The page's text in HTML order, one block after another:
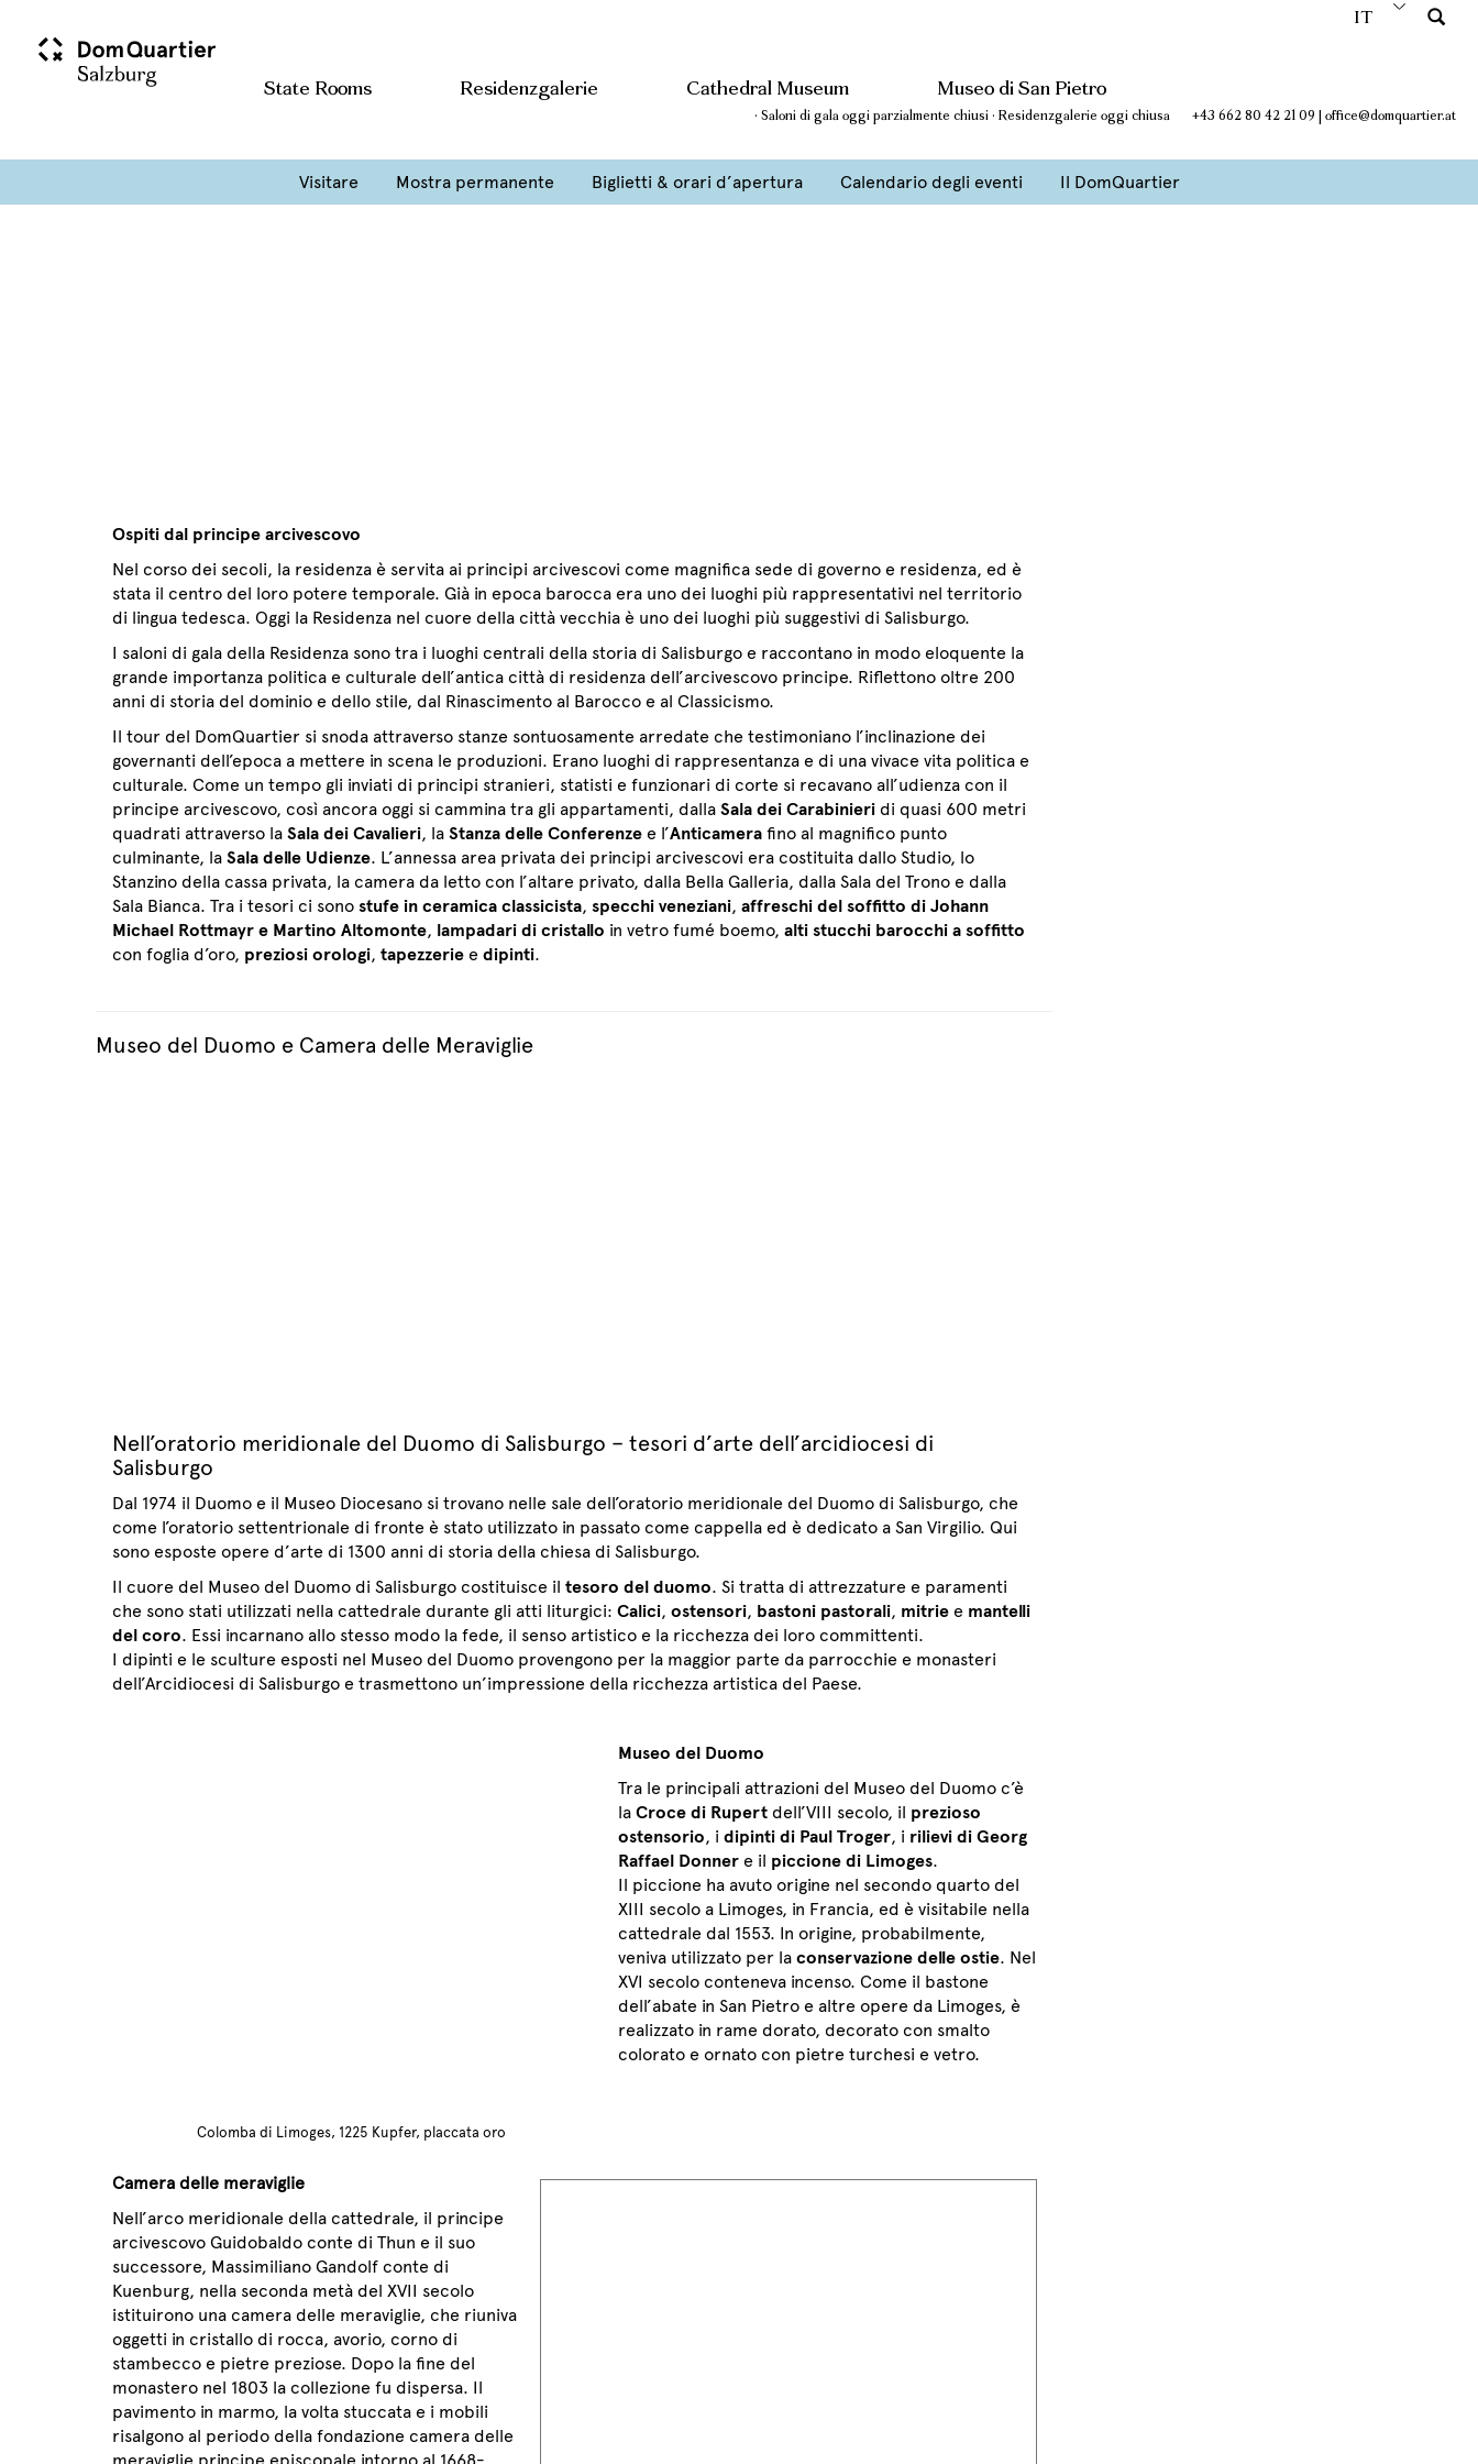
IT
State Rooms Residenzgalerie Cathedral Museum Museo di San Pietro
· Saloni di gala oggi parzialmente chiusi · Residenzgalerie oggi chiusa +43 662 80 42 21 09 | office@domquartier.at
Visitare Mostra permanente Biglietti & orari d’apertura Calendario degli eventi Il DomQuartier
Blog Archives
Ospiti dal principe arcivescovo
Nel corso dei secoli, la residenza è servita ai principi arcivescovi come magnifica sede di governo e residenza, ed è
stata il centro del loro potere temporale. Già in epoca barocca era uno dei luoghi più rappresentativi nel territorio
di lingua tedesca. Oggi la Residenza nel cuore della città vecchia è uno dei luoghi più suggestivi di Salisburgo.
I saloni di gala della Residenza sono tra i luoghi centrali della storia di Salisburgo e raccontano in modo eloquente la
grande importanza politica e culturale dell’antica città di residenza dell’arcivescovo principe. Riflettono oltre 200
anni di storia del dominio e dello stile, dal Rinascimento al Barocco e al Classicismo.
Il tour del DomQuartier si snoda attraverso stanze sontuosamente arredate che testimoniano l’inclinazione dei
governanti dell’epoca a mettere in scena le produzioni. Erano luoghi di rappresentanza e di una vivace vita politica e
culturale. Come un tempo gli inviati di principi stranieri, statisti e funzionari di corte si recavano all’udienza con il
principe arcivescovo, così ancora oggi si cammina tra gli appartamenti, dalla Sala dei Carabinieri di quasi 600 metri
quadrati attraverso la Sala dei Cavalieri, la Stanza delle Conferenze e l’Anticamera fino al magnifico punto
culminante, la Sala delle Udienze. L’annessa area privata dei principi arcivescovi era costituita dallo Studio, lo
Stanzino della cassa privata, la camera da letto con l’altare privato, dalla Bella Galleria, dalla Sala del Trono e dalla
Sala Bianca. Tra i tesori ci sono stufe in ceramica classicista, specchi veneziani, affreschi del soffitto di Johann
Michael Rottmayr e Martino Altomonte, lampadari di cristallo in vetro fumé boemo, alti stucchi barocchi a soffitto
con foglia d’oro, preziosi orologi, tapezzerie e dipinti.
Museo del Duomo e Camera delle Meraviglie
Nell’oratorio meridionale del Duomo di Salisburgo – tesori d’arte dell’arcidiocesi di
Salisburgo
Dal 1974 il Duomo e il Museo Diocesano si trovano nelle sale dell’oratorio meridionale del Duomo di Salisburgo, che
come l’oratorio settentrionale di fronte è stato utilizzato in passato come cappella ed è dedicato a San Virgilio. Qui
sono esposte opere d’arte di 1300 anni di storia della chiesa di Salisburgo.
Il cuore del Museo del Duomo di Salisburgo costituisce il tesoro del duomo. Si tratta di attrezzature e paramenti
che sono stati utilizzati nella cattedrale durante gli atti liturgici: Calici, ostensori, bastoni pastorali, mitrie e mantelli
del coro. Essi incarnano allo stesso modo la fede, il senso artistico e la ricchezza dei loro committenti.
I dipinti e le sculture esposti nel Museo del Duomo provengono per la maggior parte da parrocchie e monasteri
dell’Arcidiocesi di Salisburgo e trasmettono un’impressione della ricchezza artistica del Paese.
Colomba di Limoges, 1225 Kupfer, placcata oro
Museo del Duomo
Tra le principali attrazioni del Museo del Duomo c’è
la Croce di Rupert dell’VIII secolo, il prezioso
ostensorio, i dipinti di Paul Troger, i rilievi di Georg
Raffael Donner e il piccione di Limoges.
Il piccione ha avuto origine nel secondo quarto del
XIII secolo a Limoges, in Francia, ed è visitabile nella
cattedrale dal 1553. In origine, probabilmente,
veniva utilizzato per la conservazione delle ostie. Nel
XVI secolo conteneva incenso. Come il bastone
dell’abate in San Pietro e altre opere da Limoges, è
realizzato in rame dorato, decorato con smalto
colorato e ornato con pietre turchesi e vetro.
Camera delle meraviglie
Nell’arco meridionale della cattedrale, il principe
arcivescovo Guidobaldo conte di Thun e il suo
successore, Massimiliano Gandolf conte di
Kuenburg, nella seconda metà del XVII secolo
istituirono una camera delle meraviglie, che riuniva
oggetti in cristallo di rocca, avorio, corno di
stambecco e pietre preziose. Dopo la fine del
monastero nel 1803 la collezione fu dispersa. Il
pavimento in marmo, la volta stuccata e i mobili
risalgono al periodo della fondazione camera delle